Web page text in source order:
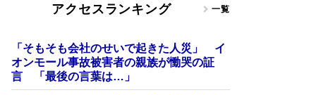
アクセスランキング 一覧
「そもそも会社のせいで起きた人災」 イ
オンモール事故被害者の親族が慟哭の証
言 「最後の言葉は…」